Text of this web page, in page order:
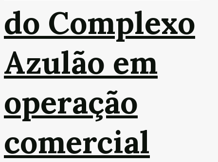
do Complexo
Azulão em
operação
comercial